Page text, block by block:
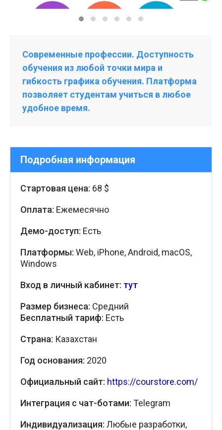
Современные профессии. Доступность
обучения из любой точки мира и
гибкость графика обучения. Платформа
позволяет студентам учиться в любое
удобное время.
Подробная информация
Стартовая цена: 68 $
Оплата: Ежемесячно
Демо-доступ: Есть
Платформы: Web, iPhone, Android, macOS,
Windows
Вход в личный кабинет: тут
Размер бизнеса: Средний
Бесплатный тариф: Есть
Страна: Казахстан
Год основания: 2020
Официальный сайт: https://courstore.com/
Интеграция с чат-ботами: Telegram
Индивидуализация: Любые разработки,